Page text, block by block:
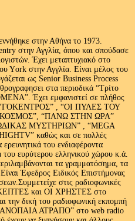
στην Αθήνα το 1973.
στην Αγγλία, όπου και σπούδασε
Έχει μεταπτυχιακό στο
Υork στην Αγγλία. Είναι μέλος του
ως Senior Business Process
στα περιοδικά “Τρίτο
Έχει εμφανιστεί σε πλήθος
, “ΟΙ ΠΥΛΕΣ ΤΟΥ
“ΠΑΝΩ ΣΤΗΝ ΩΡΑ”
ΜΥΣΤΗΡΙΩΝ” , “MEGA
καθώς και σε πολλές
του ενδιαφέροντα
ευρύτερου ελληνικού χώρου κ.ά.
τα γραμματόσημα, τα
Έφεδρος Ειδικός Επιστήμονας
στις ραδιοφωνικές
και ΟΙ ΧΡΗΣΤΕΣ στο
την δική του ραδιοφωνική εκπομπή
ΑΤΡΑΠΟ” στο web radio